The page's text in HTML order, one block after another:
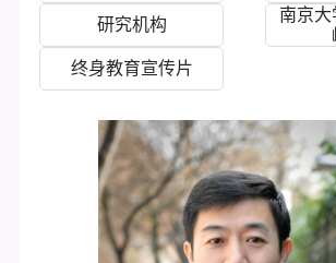
研究机构
南京
终身教育宣传片